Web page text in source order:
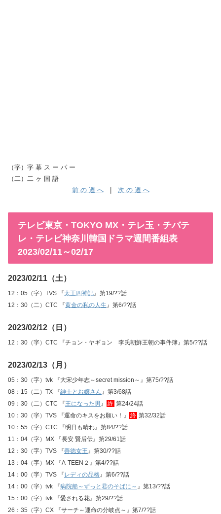
（字）字 幕 ス ー パ ー
（二）二 ヶ 国 語
前 の 週 へ| 次 の 週 へ
テレビ東京・TOKYO MX・テレ玉・チバテ
レ・テレビ神奈川韓国ドラマ週間番組表
2023/02/11～02/17
2023/02/11（土）
12：05（字）TVS 『太王四神記』第19/??話
12：30（二）CTC 『黄金の私の人生』第6/??話
2023/02/12（日）
12：30（字）CTC 『チョン・ヤギョン 李氏朝鮮王朝の事件簿』第5/??話
2023/02/13（月）
05：30（字）tvk 『大宋少年志～secret mission～』第75/??話
08：15（二）TX 『紳士とお嬢さん』第3/68話
09：30（二）CTC 『王になった男』 終 第24/24話
10：30（字）TVS 『運命のキスをお願い！』
終 第32/32話
10：55（字）CTC 『明日も晴れ』第84/??話
11：04（字）MX 『長安 賢后伝』第29/61話
12：30（字）TVS 『善徳女王』第30/??話
13：04（字）MX 『A-TEEN２』第4/??話
14：00（字）TVS 『レディの品格』第6/??話
14：00（字）tvk 『病院船～ずっと君のそばに～ 』第13/??話
15：00（字）tvk 『愛される花』第29/??話
26：35（字）CX 『サーチ～運命の分岐点～』第7/??話